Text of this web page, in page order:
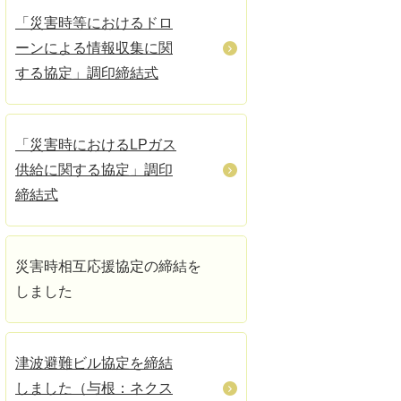
「災害時等におけるドロ
ーンによる情報収集に関
する協定」調印締結式
「災害時におけるLPガス
供給に関する協定」調印
締結式
災害時相互応援協定の締結を
しました
津波避難ビル協定を締結
しました（与根：ネクス